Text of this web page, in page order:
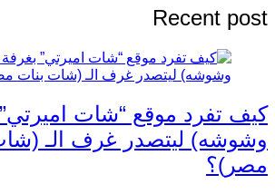
Recent post
كيف تفرد موقع “شات
وشوشه) ليتصدر غرف الـ
مصر)؟